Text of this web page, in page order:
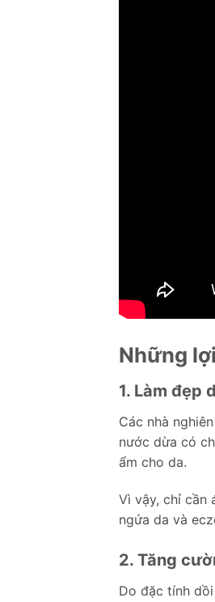
Những
1. Làm đẹp
Các nhà
nước dừa có
ẩm cho da.
Vì vậy, chỉ cần
ngứa da và
2. Tăng
Do đặc tính